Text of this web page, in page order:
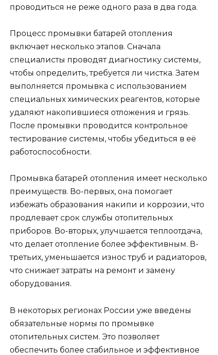
проводиться не реже одного раза в два года.
Процесс промывки батарей отопления
включает несколько этапов. Сначала
специалисты проводят диагностику системы,
чтобы определить, требуется ли чистка. Затем
выполняется промывка с использованием
специальных химических реагентов, которые
удаляют накопившиеся отложения и грязь.
После промывки проводится контрольное
тестирование системы, чтобы убедиться в её
работоспособности.
Промывка батарей отопления имеет несколько
преимуществ. Во-первых, она помогает
избежать образования накипи и коррозии, что
продлевает срок службы отопительных
приборов. Во-вторых, улучшается теплоотдача,
что делает отопление более эффективным. В-
третьих, уменьшается износ труб и радиаторов,
что снижает затраты на ремонт и замену
оборудования.
В некоторых регионах России уже введены
обязательные нормы по промывке
отопительных систем. Это позволяет
обеспечить более стабильное и эффективное